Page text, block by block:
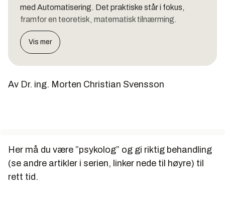
med Automatisering. Det praktiske står i fokus,
framfor en teoretisk, matematisk tilnærming.
Vis mer
Av Dr. ing. Morten Christian Svensson
Her må du være ”psykolog” og gi riktig behandling
(se andre artikler i serien, linker nede til høyre) til
rett tid.